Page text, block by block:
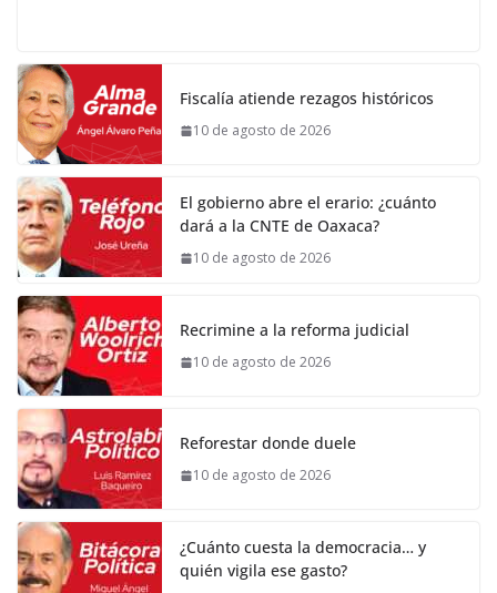
Fiscalía atiende rezagos históricos
10 de agosto de 2026
El gobierno abre el erario: ¿cuánto
dará a la CNTE de Oaxaca?
10 de agosto de 2026
Recrimine a la reforma judicial
10 de agosto de 2026
Reforestar donde duele
10 de agosto de 2026
¿Cuánto cuesta la democracia… y
quién vigila ese gasto?